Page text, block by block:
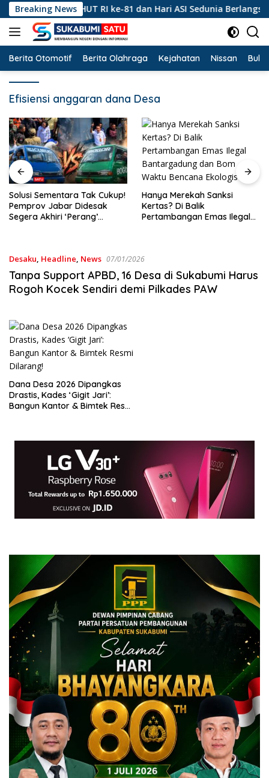
Langsung
ke
konten
Breaking NewsHUT RI ke-81 dan Hari ASI Sedunia Berlangsung
Berita Otomotif Berita Olahraga Kejahatan Nissan
Efisiensi anggaran dana Desa
Solusi Sementara Tak Cukup!
Pemprov Jabar Didesak
Segera Akhiri ‘Perang’
Hanya Merekah Sanksi
Kertas? Di Balik
Pertambangan Emas Ilegal
Desaku, Headline, News 07/01/2026
Tanpa Support APBD, 16 Desa di Sukabumi Harus
Rogoh Kocek Sendiri demi Pilkades PAW
Dana Desa 2026 Dipangkas
Drastis, Kades ‘Gigit Jari’:
Bangun Kantor & Bimtek Resmi